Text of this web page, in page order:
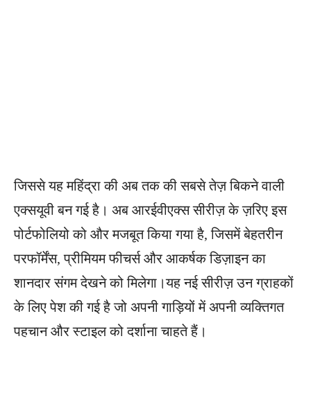
जिससे यह महिंद्रा की अब तक की सबसे तेज़ बिकने वाली
एक्सयूवी बन गई है। अब आरईवीएक्स सीरीज़ के ज़रिए इस
पोर्टफोलियो को और मजबूत किया गया है, जिसमें बेहतरीन
परफॉर्मेंस, प्रीमियम फीचर्स और आकर्षक डिज़ाइन का
शानदार संगम देखने को मिलेगा।यह नई सीरीज़ उन ग्राहकों
के लिए पेश की गई है जो अपनी गाड़ियों में अपनी व्यक्तिगत
पहचान और स्टाइल को दर्शाना चाहते हैं।